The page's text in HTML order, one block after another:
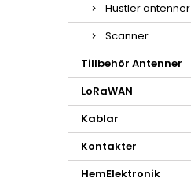
Hustler antenner
Scanner
Tillbehör Antenner
LoRaWAN
Kablar
Kontakter
HemElektronik